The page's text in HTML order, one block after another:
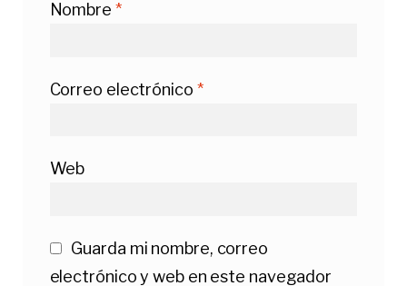
Nombre *
Correo electrónico *
Web
Guarda mi nombre, correo
electrónico y web en este navegador